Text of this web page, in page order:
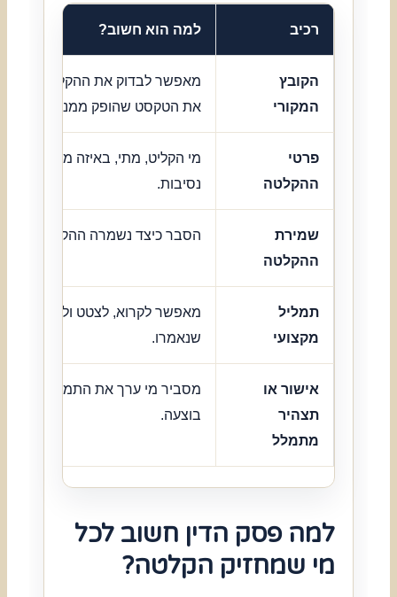
רכיב למה הוא חשוב?
הקובץ
המקורי
מאפשר לבדוק את ההקלטה עצמה
את הטקסט שהופק ממנה.
פרטי
ההקלטה
מי הקליט, מתי, באיזה מכשיר
נסיבות.
שמירת
ההקלטה
הסבר כיצד נשמרה ההקלטה מאז
תמליל
מקצועי
מאפשר לקרוא, לצטט ולהפנות
שנאמרו.
אישור או
תצהיר
מתמלל
מסביר מי ערך את התמלול וכיצד
בוצעה.
למה פסק הדין חשוב לכל
מי שמחזיק הקלטה?